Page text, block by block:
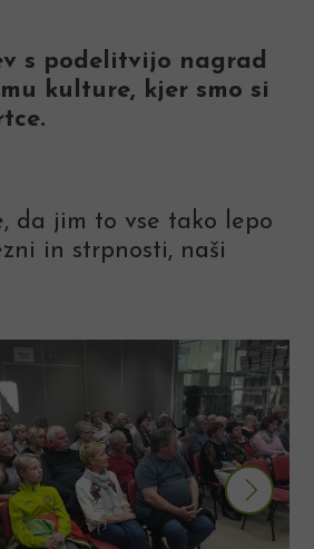
s podelitvijo nagrad
kulture, kjer smo si
da jim to vse tako lepo
in strpnosti, naši